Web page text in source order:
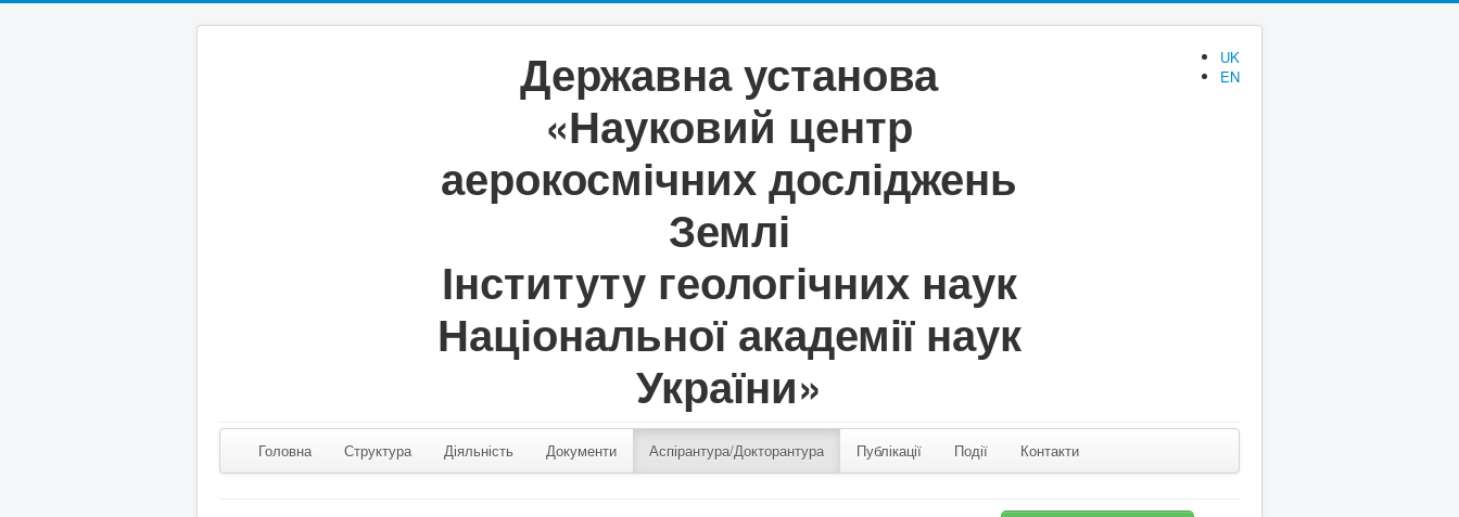
Державна установа
«Науковий центр
аерокосмічних досліджень
Землі
Інституту геологічних наук
Національної академії наук
України»
UK
EN
Головна Структура Діяльність Документи Аспірантура/Докторантура Публікації Події Контакти